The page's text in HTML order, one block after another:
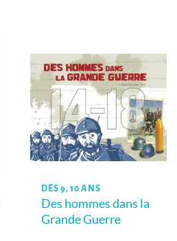
DÈS 9, 10 ANS
Des hommes dans la
Grande Guerre